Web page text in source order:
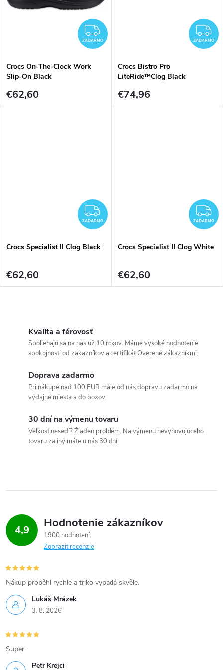
ZADARMO
ZADARMO
Crocs On-The-Clock Work
Slip-On Black
€62,60
ZADARMO
Crocs Bistro Pro
LiteRide™Clog Black
€74,96
ZADARMO
ZADARMO
Crocs Specialist II Clog Black
€62,60
ZADARMO
Crocs Specialist II Clog White
€62,60
p
r
v
y
v
ý
p
i
Kvalita a férovosť
Spoliehajú sa na nás už 10 rokov. Máme vysoké hodnotenie
spokojnosti od zákazníkov a certifikát Overené zákazníkmi.
Doprava zadarmo
Pri nákupe nad 100 EUR máte od nás dopravu zadarmo na
výdajné miesta a do boxov.
30 dní na výmenu tovaru
Veľkosť nesedí? Žiaden problém. Na výmenu nevyhovujúceho
tovaru za iný máte u nás 30 dní.
4,9 Hodnotenie zákazníkov
1900 hodnotení
Zobraziť recenzie
Lukáš Mrázek
3. 8. 2026
Nákup proběhl rychle a triko vypadá skvěle.
Petr Krejci
Super